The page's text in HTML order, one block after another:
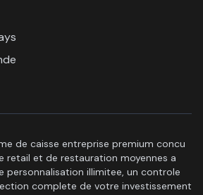
de caisse entreprise premium concu
retail et de restauration moyennes a
personnalisation illimitee, un controle
complete de votre investissement